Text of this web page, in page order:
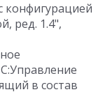
ред. 1.4",
в состав